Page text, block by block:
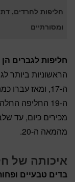
חליפות לחרדים,
ומסורתיים
חליפות לגברים
הראשוניות ביותר
ה-17, ומאז
ה-19 החליפה
מכירים כיום, עד
מהמאה ה-20.
איכותה של
בדים טבעיים